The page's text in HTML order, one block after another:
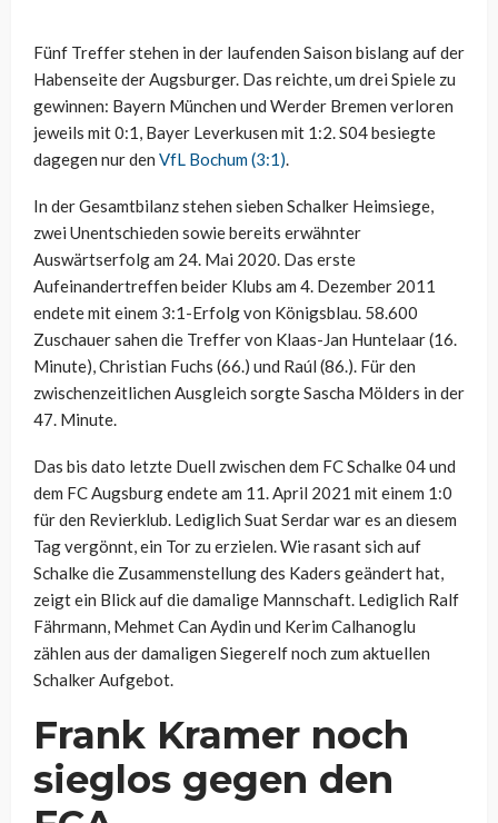
Fünf Treffer stehen in der laufenden Saison bislang auf der
Habenseite der Augsburger. Das reichte, um drei Spiele zu
gewinnen: Bayern München und Werder Bremen verloren
jeweils mit 0:1, Bayer Leverkusen mit 1:2. S04 besiegte
dagegen nur den VfL Bochum (3:1).
In der Gesamtbilanz stehen sieben Schalker Heimsiege,
zwei Unentschieden sowie bereits erwähnter
Auswärtserfolg am 24. Mai 2020. Das erste
Aufeinandertreffen beider Klubs am 4. Dezember 2011
endete mit einem 3:1-Erfolg von Königsblau. 58.600
Zuschauer sahen die Treffer von Klaas-Jan Huntelaar (16.
Minute), Christian Fuchs (66.) und Raúl (86.). Für den
zwischenzeitlichen Ausgleich sorgte Sascha Mölders in der
47. Minute.
Das bis dato letzte Duell zwischen dem FC Schalke 04 und
dem FC Augsburg endete am 11. April 2021 mit einem 1:0
für den Revierklub. Lediglich Suat Serdar war es an diesem
Tag vergönnt, ein Tor zu erzielen. Wie rasant sich auf
Schalke die Zusammenstellung des Kaders geändert hat,
zeigt ein Blick auf die damalige Mannschaft. Lediglich Ralf
Fährmann, Mehmet Can Aydin und Kerim Calhanoglu
zählen aus der damaligen Siegerelf noch zum aktuellen
Schalker Aufgebot.
Frank Kramer noch
sieglos gegen den